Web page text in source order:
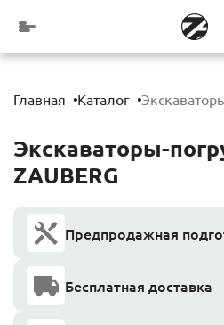
Главная Каталог
Экскаваторы-
ZAUBERG
Предпродажная
Бесплатная доставка